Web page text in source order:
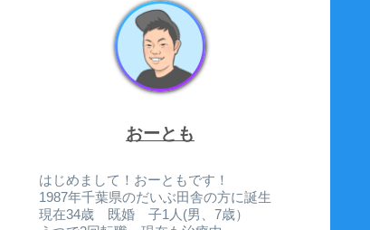
おーとも
はじめまして！おーともです！
1987年千葉県のだいぶ田舎の方に誕生
現在34歳 既婚 子1人(男、7歳）